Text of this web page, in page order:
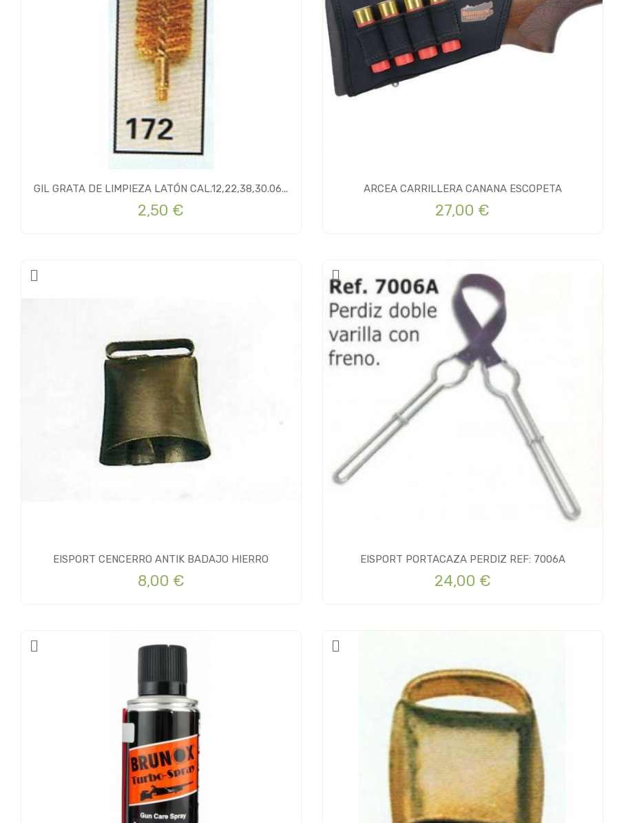
GIL GRATA DE LIMPIEZA LATÓN CAL.12,22,38,30.06...
2,50 €
ARCEA CARRILLERA CANANA ESCOPETA
27,00 €
EISPORT CENCERRO ANTIK BADAJO HIERRO
8,00 €
EISPORT PORTACAZA PERDIZ REF: 7006A
24,00 €